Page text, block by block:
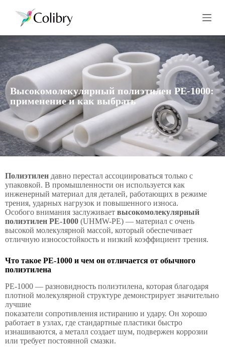
П
е
т
и
к
с
у
т
и
Высокомолекулярный полиэтилен PE-1000:
применение и как выбрать
Полиэтилен давно перестал ассоциироваться только с
упаковкой. В промышленности он используется как
инженерный материал для деталей, работающих в режиме
трения, ударных нагрузок и повышенного износа.
Особого внимания заслуживает высокомолекулярный
полиэтилен PE-1000 (UHMW-PE) — материал с очень
высокой молекулярной массой, который обеспечивает
отличную износостойкость и низкий коэффициент трения.
Что такое PE-1000 и чем он отличается от обычного
полиэтилена
PE-1000 — разновидность полиэтилена, которая благодаря
плотной молекулярной структуре демонстрирует значительно
лучшие
показатели сопротивления истиранию и удару. Он хорошо
работает в узлах, где стандартные пластики быстро
изнашиваются, а металл создает шум, подвержен коррозии
или требует постоянной смазки.